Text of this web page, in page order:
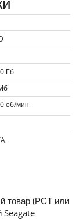
Гб
об/мин
товар (РСТ или
Seagate